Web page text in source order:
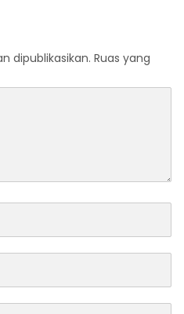
dipublikasikan. Ruas yang